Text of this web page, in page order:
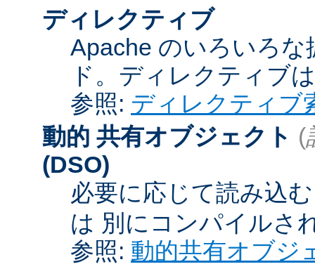
ディレクティブ
Apache のいろいろ
ド。ディレクティブ
参照: ディレクティブ
動的 共有オブジェクト (
(DSO)
必要に応じて読み込
は 別にコンパイルさ
参照: 動的共有オブジ